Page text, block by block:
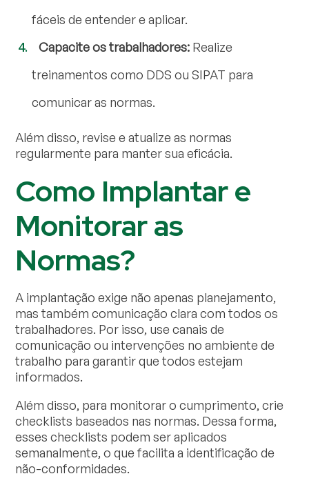
fáceis de entender e aplicar.
Capacite os trabalhadores: Realize
treinamentos como DDS ou SIPAT para
comunicar as normas.
Além disso, revise e atualize as normas
regularmente para manter sua eficácia.
Como Implantar e
Monitorar as
Normas?
A implantação exige não apenas planejamento,
mas também comunicação clara com todos os
trabalhadores. Por isso, use canais de
comunicação ou intervenções no ambiente de
trabalho para garantir que todos estejam
informados.
Além disso, para monitorar o cumprimento, crie
checklists baseados nas normas. Dessa forma,
esses checklists podem ser aplicados
semanalmente, o que facilita a identificação de
não-conformidades.